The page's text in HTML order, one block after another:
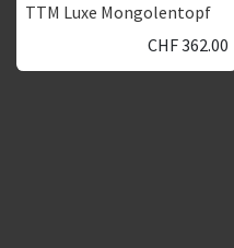
TTM Luxe Mongolentopf
CHF362.00